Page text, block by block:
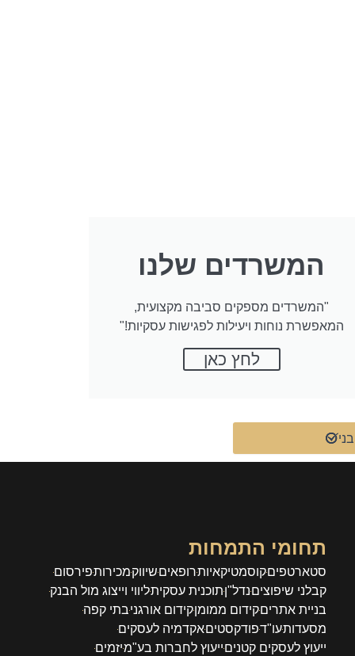
המשרדים שלנו
"המשרדים מספקים סביבה מקצועית,
המאפשרת נוחות ויעילות לפגישות עסקיות!"
לחץ כאן
תחומי התמחות
סטארטפיםקוסמטיקאיותרופאיםשיווקמכירותפירסום
קבלני שיפוציםנדל"ןתוכנית עסקיתליווי וייצוג מול הבנק
בניית אתריםקידום ממומןקידום אורגניבתי קפה
מסעדותעו"דפודקסטיםאקדמיה לעסקים
ייעוץ לעסקים קטניםייעוץ לחברות בע"מיזמים